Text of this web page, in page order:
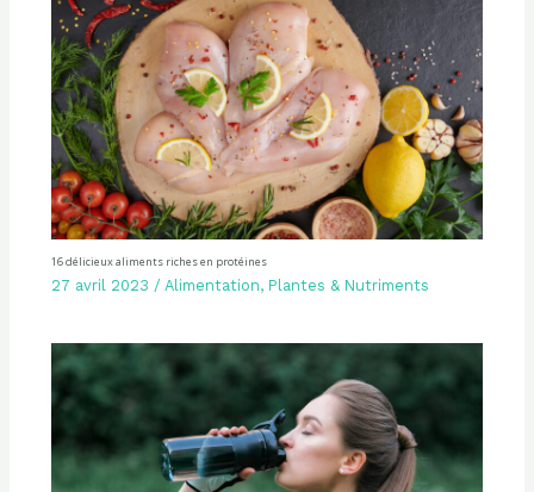
16 délicieux aliments riches en protéines
27 avril 2023 / Alimentation, Plantes & Nutriments